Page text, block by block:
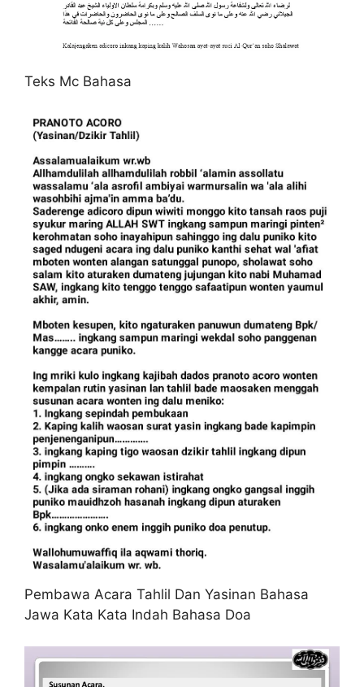
Teks Mc Bahasa
Pembawa Acara Tahlil Dan Yasinan Bahasa
Jawa Kata Kata Indah Bahasa Doa